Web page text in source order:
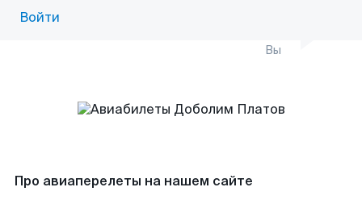
Войти
Вы
Про авиаперелеты на нашем сайте